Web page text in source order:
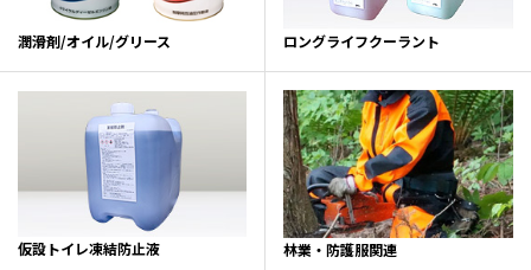
潤滑剤/オイル/グリース ロングライフクーラント
仮設トイレ凍結防止液 林業・防護服関連